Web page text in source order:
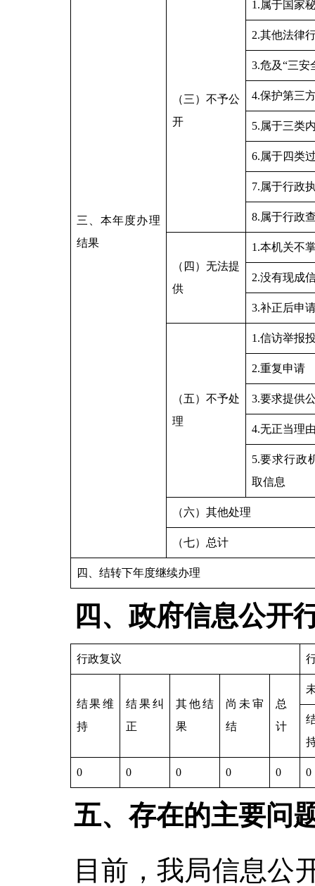
三、本年度办理
结果
（三）不予公
开
1.属于国家
2.其他法律
3.危及“三安
4.保护第三
5.属于三类
6.属于四类
7.属于行政
8.属于行政
（四）无法提
供
1.本机关不
2.没有现成
3.补正后申
（五）不予处
理
1.信访举报
2.重复申请
3.要求提供
4.无正当理
5.要求行政
取信息
（六）其他处理
（七）总计
四、结转下年度继续办理
四、政府信息公开
行政复议
结果维
持
结果纠
正
其他结
果
尚未审
结
总
计
0 0 0 0 0 0
五、存在的主要问
目前，我局信息公